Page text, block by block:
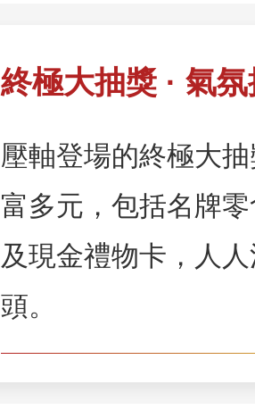
終極大抽獎 · 氣
壓軸登場的終極大
富多元，包括名牌
及現金禮物卡，人
頭。